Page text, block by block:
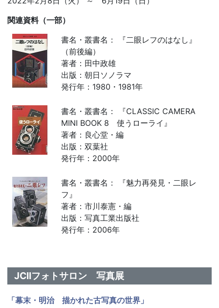
関連資料（一部）
書名・叢書名： 『二眼レフのはなし』
（前後編）
著者：田中政雄
出版：朝日ソノラマ
発行年：1980・1981年
書名・叢書名： 『CLASSIC CAMERA
MINI BOOK 8 使うローライ』
著者：良心堂・編
出版：双葉社
発行年：2000年
書名・叢書名： 『魅力再発見・二眼レ
フ』
著者：市川泰憲・編
出版：写真工業出版社
発行年：2006年
JCIIフォトサロン 写真展
「幕末・明治 描かれた古写真の世界」